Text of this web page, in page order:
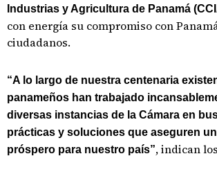
Industrias y Agricultura de Panamá
con energía su compromiso con
ciudadanos.
“A lo largo de nuestra centenaria
panameños han trabajado
diversas instancias de la Cámara en
prácticas y soluciones que aseguren
próspero para nuestro país”, indican